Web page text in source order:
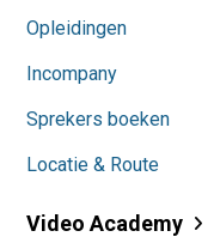
Opleidingen
Incompany
Sprekers boeken
Locatie & Route
Video Academy